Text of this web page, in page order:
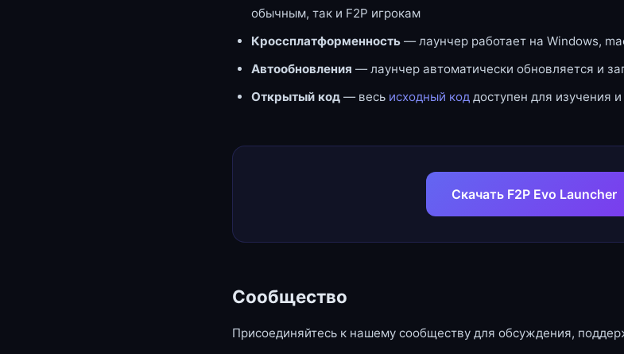
обычным, так и F2P игрокам
Кроссплатформенность — лаунчер работает на Windows,
Автообновления — лаунчер автоматически обновляется и
Открытый код — весь исходный код доступен для изучения
Скачать F2P Evo Launcher
Сообщество
Присоединяйтесь к нашему сообществу для обсуждения,